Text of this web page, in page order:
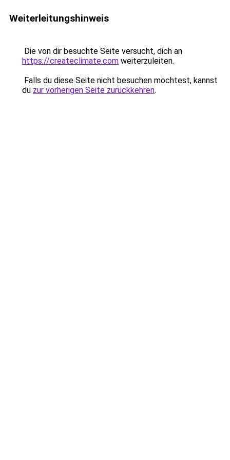
Weiterleitungshinweis
Die von dir besuchte Seite versucht, dich an
https://createclimate.com weiterzuleiten.
Falls du diese Seite nicht besuchen möchtest, kannst
du zur vorherigen Seite zurückkehren.